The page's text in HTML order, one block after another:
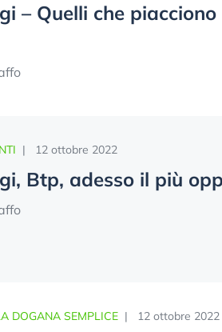
– Quelli che
| 12 ottobre 2022
Btp, adesso il più
DOGANA SEMPLICE | 12 ottobre 2022